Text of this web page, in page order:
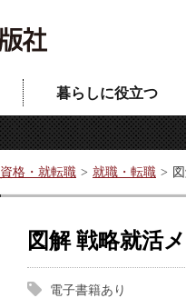
暮らしに役立つ
資格・就転職 就職・転職
図解 戦略就活
電子書籍あり